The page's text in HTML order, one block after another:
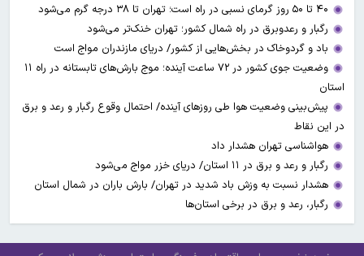
۴۰ تا ۵۰ روز گرمای نسبی در راه است؛ تهران تا ۳۸ درجه گرم می‌شود
رگبار و رعدوبرق در راه شمال کشور؛ تهران خنک‌تر می‌شود
باد و گردوخاک در بخش‌هایی از کشور/ دریای مازندران مواج است
وضعیت جوی کشور در ۷۲ ساعت آینده؛ موج بارش‌های تابستانه در راه ۱۱
استان
پیش‌بینی وضعیت هوا طی روزهای آینده/ احتمال وقوع رگبار و رعد و برق
در این نقاط
هواشناسی تهران هشدار داد
رگبار و رعد و برق در ۱۱ استان‌/ دریای خزر مواج می‌شود
هشدار نسبت به وزش باد شدید در تهران/ بارش باران در شمال استان
رگبار، رعد و برق در برخی استان‌ها